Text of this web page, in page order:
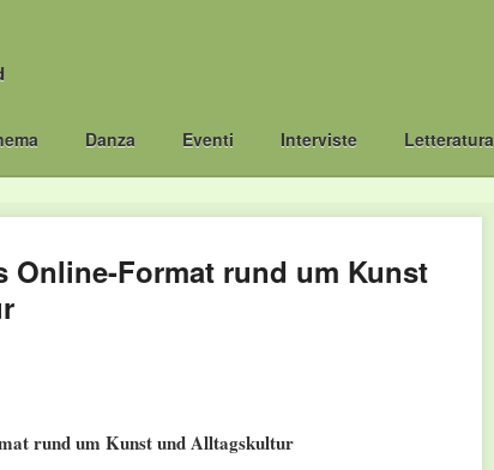
Danza Eventi Interviste Letteratura
Online-Format rund um Kunst
rund um Kunst und Alltagskultur